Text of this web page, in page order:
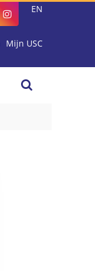
EN
Mijn USC